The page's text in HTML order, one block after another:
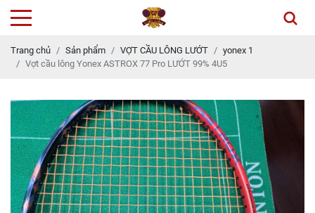
Trang chủ Sản phẩm VỢT CẦU LÔNG LƯỚT
yonex 1
Vợt cầu lông Yonex ASTROX 77 Pro LƯỚT 99% 4U5